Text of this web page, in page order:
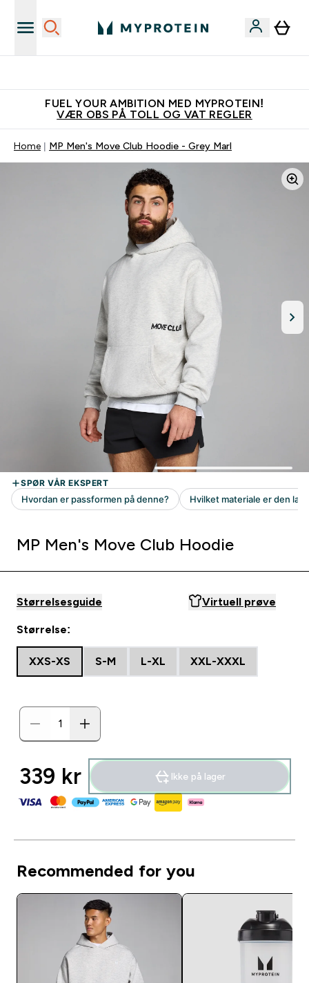
FUEL YOUR AMBITION MED MYPROTEIN!
VÆR OBS PÅ TOLL OG VAT REGLER
Home MP Men's Move Club Hoodie - Grey Marl
MP Men's Move Club Hoodie
Størrelsesguide Virtuell prøve
Størrelse:
XXS-XS S-M L-XL XXL-XXXL
339 kr‎ Ikke på lager
Recommended for you